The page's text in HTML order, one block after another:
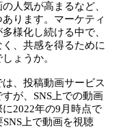
人気が高まるなど、
ります。マーケティ
様化し続ける中で、
、共感を得るために
ょうか。
、投稿動画サービス
が、SNS上での動画
2022年の9月時点で
上で動画を視聴